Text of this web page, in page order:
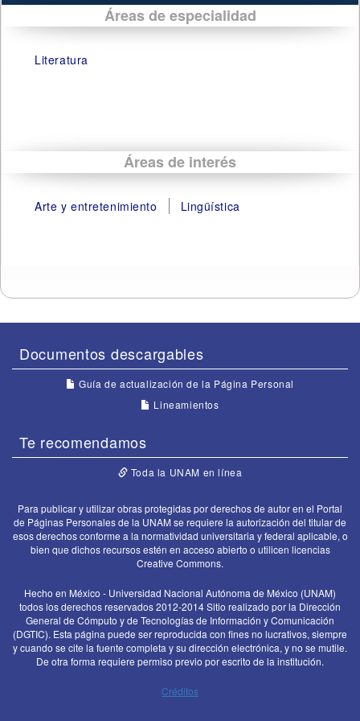
Áreas de especialidad
Literatura
Áreas de interés
Arte y entretenimiento Lingüística
Documentos descargables
Guía de actualización de la Página Personal
Lineamientos
Te recomendamos
Toda la UNAM en línea
Para publicar y utilizar obras protegidas por derechos de autor en el Portal
de Páginas Personales de la UNAM se requiere la autorización del titular de
esos derechos conforme a la normatividad universitaria y federal aplicable, o
bien que dichos recursos estén en acceso abierto o utilicen licencias
Creative Commons.
Hecho en México - Universidad Nacional Autónoma de México (UNAM)
todos los derechos reservados 2012-2014 Sitio realizado por la Dirección
General de Cómputo y de Tecnologías de Información y Comunicación
(DGTIC). Esta página puede ser reproducida con fines no lucrativos, siempre
y cuando se cite la fuente completa y su dirección electrónica, y no se mutile.
De otra forma requiere permiso previo por escrito de la institución.
Créditos